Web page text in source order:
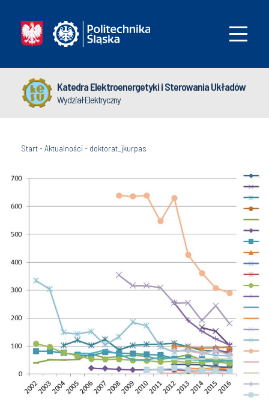
Katedra Elektroenergetyki i Sterowania Układów
Wydział Elektryczny
Start-Aktualności- doktorat_jkurpas